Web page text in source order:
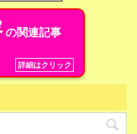
の関連記事
詳細はクリック